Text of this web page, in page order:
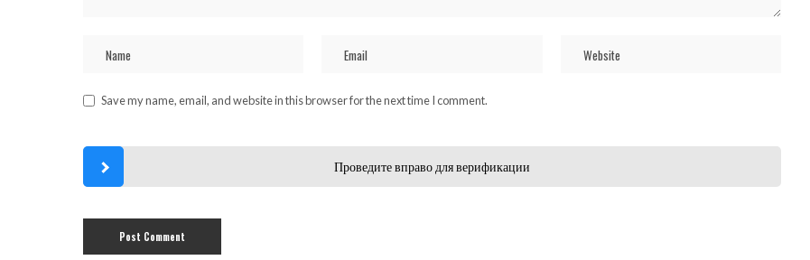
Save my name, email, and website in this browser for the next time I comment.
Проведите вправо для верификации